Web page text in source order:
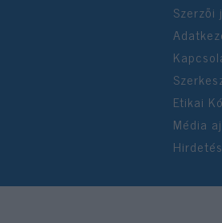
Szerzői
Etikai
Média